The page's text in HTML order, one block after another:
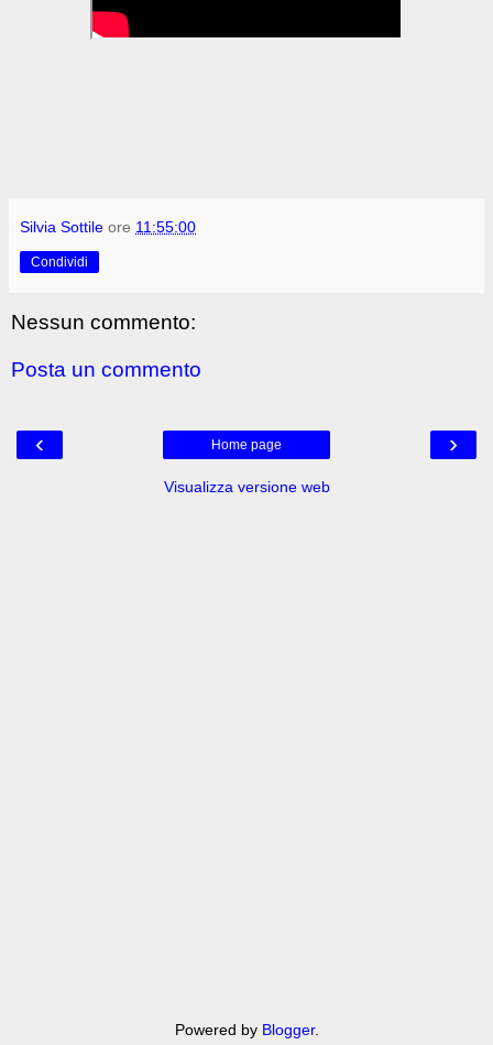
Silvia Sottile ore 11:55:00
Condividi
Nessun commento:
Posta un commento
‹ ›
Home page
Visualizza versione web
Powered by Blogger.